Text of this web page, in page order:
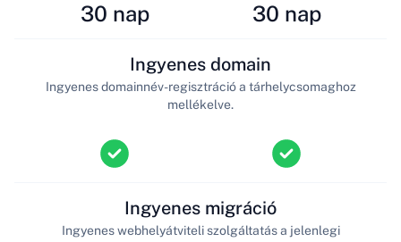
30 nap 30 nap
Ingyenes domain
Ingyenes domainnév-regisztráció a tárhelycsomaghoz
mellékelve.
Ingyenes migráció
Ingyenes webhelyátviteli szolgáltatás a jelenlegi